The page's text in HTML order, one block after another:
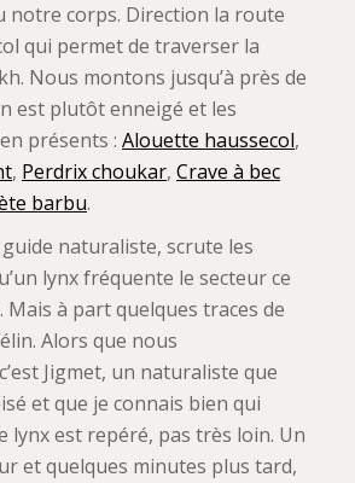
notre corps. Direction la route
qui permet de traverser la
Nous montons jusqu’à près de
est plutôt enneigé et les
présents : Alouette haussecol,
, Perdrix choukar, Crave à bec
barbu.
naturaliste, scrute les
lynx fréquente le secteur ce
à part quelques traces de
Alors que nous
Jigmet, un naturaliste que
et que je connais bien qui
lynx est repéré, pas très loin. Un
et quelques minutes plus tard,